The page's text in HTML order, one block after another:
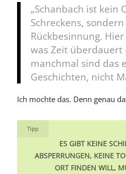
„Schanbach ist kein
Schreckens,
Rückbesinnung.
was Zeit überdauert
manchmal sind das
Geschichten, nicht
Ich mochte das. Denn genau
Tipp
ES GIBT KEINE
ABSPERRUNGEN, KEINE
ORT FINDEN WILL,